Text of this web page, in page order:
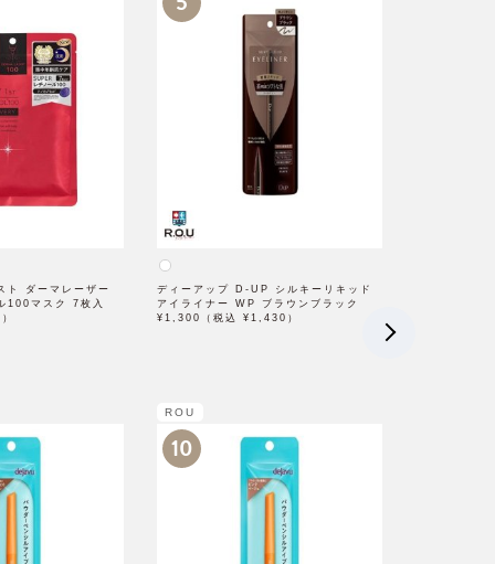
ト ダーマレーザー
100マスク 7枚入
ディーアップ D-UP シルキーリキッド
アイライナー WP ブラウンブラック
¥1,300（税込 ¥1,430）
ROU
10